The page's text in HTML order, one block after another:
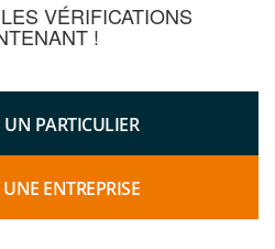
VÉRIFICATIONS
!
UN PARTICULIER
UNE ENTREPRISE